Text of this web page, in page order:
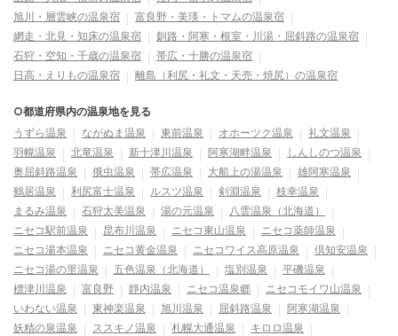
旭川・層雲峡の温泉宿
富良野・美瑛・トマムの温泉宿
網走・北見・知床の温泉宿
釧路・阿寒・根室・川湯・屈斜路の温泉宿
石狩・空知・千歳の温泉宿
帯広・十勝の温泉宿
日高・えりもの温泉宿
離島（利尻・礼文・天売・焼尻）の温泉宿
○都道府県内の温泉地を見る
うずら温泉
ながぬま温泉 東前温泉 オホーツク温泉
礼文温泉
羽幌温泉
北竜温泉 新十津川温泉 阿寒湖畔温泉
しんしのつ温泉
奥屈斜路温泉
俄虫温泉 帯広温泉 大船上の湯温泉
雄阿寒温泉
鶴居温泉
利尻富士温泉 ルスツ温泉 剣淵温泉
枝幸温泉
まるみ温泉
石狩太美温泉 湯の元温泉
八雲温泉（北海道）
ニセコ駅前温泉
昆布川温泉 ニセコ東山温泉
ニセコ薬師温泉
ニセコ湯本温泉
ニセコ黄金温泉 ニセコワイス高原温泉
倶知安温泉
ニセコ湯の里温泉
五色温泉（北海道） 塩別温泉
平磯温泉
標津川温泉
富良野 靜内温泉 ニセコ温泉郷
ニセコモイワ山温泉
いわない温泉
東神楽温泉 旭川温泉 屈斜路温泉
阿寒湖温泉
妖精の泉温泉
ススキノ温泉 札幌大通温泉
キロロ温泉